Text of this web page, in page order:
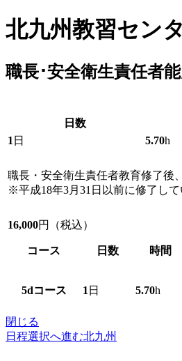
北九州教習セン
職長･安全衛生責任者
日数
1 日 5.70h
職長・安全衛生責任者教育修了後
※平成18年3月31日以前に修了し
16,000円（税込）
コース 日数 時間
5dコース 1 日 5.70h
閉じる
日程選択へ進む北九州